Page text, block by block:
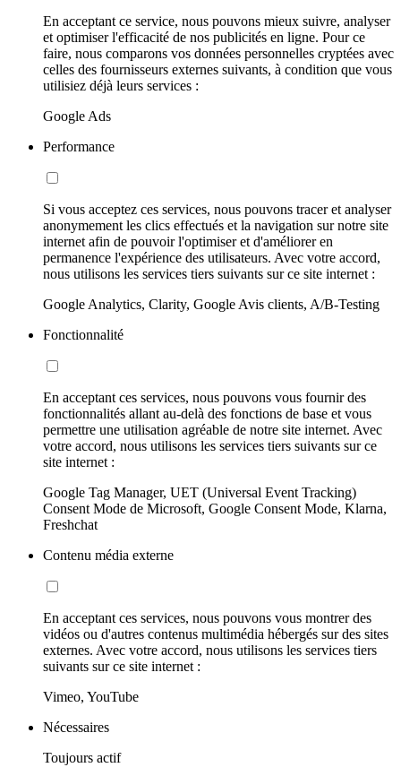
En acceptant ce service, nous pouvons mieux suivre, analyser
et optimiser l'efficacité de nos publicités en ligne. Pour ce
faire, nous comparons vos données personnelles cryptées avec
celles des fournisseurs externes suivants, à condition que vous
utilisiez déjà leurs services :
Google Ads
Performance
Si vous acceptez ces services, nous pouvons tracer et analyser
anonymement les clics effectués et la navigation sur notre site
internet afin de pouvoir l'optimiser et d'améliorer en
permanence l'expérience des utilisateurs. Avec votre accord,
nous utilisons les services tiers suivants sur ce site internet :
Google Analytics, Clarity, Google Avis clients, A/B-Testing
Fonctionnalité
En acceptant ces services, nous pouvons vous fournir des
fonctionnalités allant au-delà des fonctions de base et vous
permettre une utilisation agréable de notre site internet. Avec
votre accord, nous utilisons les services tiers suivants sur ce
site internet :
Google Tag Manager, UET (Universal Event Tracking)
Consent Mode de Microsoft, Google Consent Mode, Klarna,
Freshchat
Contenu média externe
En acceptant ces services, nous pouvons vous montrer des
vidéos ou d'autres contenus multimédia hébergés sur des sites
externes. Avec votre accord, nous utilisons les services tiers
suivants sur ce site internet :
Vimeo, YouTube
Nécessaires
Toujours actif